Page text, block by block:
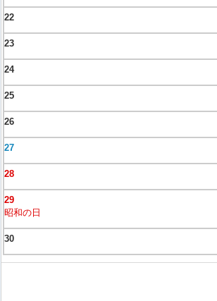
22
23
24
25
26
27
28
29
昭和の日
30